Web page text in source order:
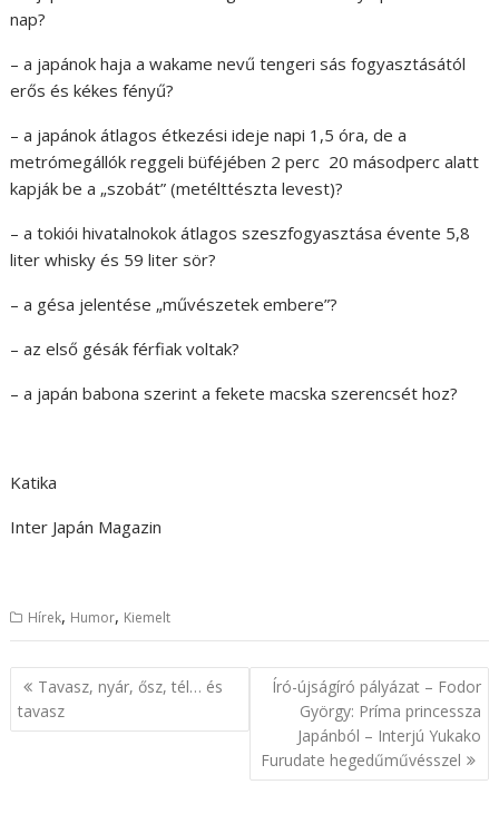
nap?
– a japánok haja a wakame nevű tengeri sás fogyasztásától
erős és kékes fényű?
– a japánok átlagos étkezési ideje napi 1,5 óra, de a
metrómegállók reggeli büféjében 2 perc 20 másodperc alatt
kapják be a „szobát” (metélttészta levest)?
– a tokiói hivatalnokok átlagos szeszfogyasztása évente 5,8
liter whisky és 59 liter sör?
– a gésa jelentése „művészetek embere”?
– az első gésák férfiak voltak?
– a japán babona szerint a fekete macska szerencsét hoz?
Katika
Inter Japán Magazin
Hírek, Humor, Kiemelt
B
e
Tavasz, nyár, ősz, tél… és
tavasz
Író-újságíró pályázat – Fodor
György: Príma princessza
Japánból – Interjú Yukako
Furudate hegedűművésszel